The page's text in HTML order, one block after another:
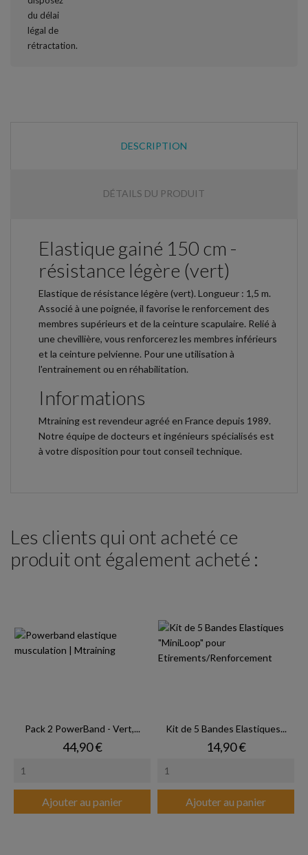
DESCRIPTION
DÉTAILS DU PRODUIT
Elastique gainé 150 cm -
résistance légère (vert)
Elastique de résistance légère (vert). Longueur : 1,5 m.
Associé à une poignée, il favorise le renforcement des
membres supérieurs et de la ceinture scapulaire. Relié à
une chevillière, vous renforcerez les membres inférieurs
et la ceinture pelvienne. Pour une utilisation à
l'entrainement ou en réhabilitation.
Informations
Mtraining est revendeur agréé en France depuis 1989.
Notre équipe de docteurs et ingénieurs spécialisés est
à votre disposition pour tout conseil technique.
Les clients qui ont acheté ce
produit ont également acheté :
Pack 2 PowerBand - Vert,...
Prix
44,90 €
Ajouter au panier
Kit de 5 Bandes Elastiques...
Prix
14,90 €
Ajouter au panier